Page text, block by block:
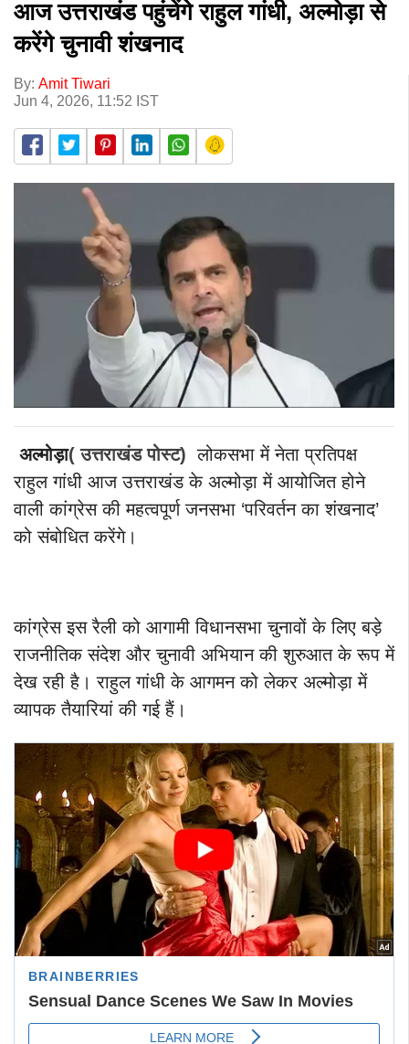
आज उत्तराखंड पहुंचेंगे राहुल गांधी, अल्मोड़ा से
करेंगे चुनावी शंखनाद
By: Amit Tiwari
Jun 4, 2026, 11:52 IST
अल्मोड़ा( उत्तराखंड पोस्ट) लोकसभा में नेता प्रतिपक्ष
राहुल गांधी आज उत्तराखंड के अल्मोड़ा में आयोजित होने
वाली कांग्रेस की महत्वपूर्ण जनसभा ‘परिवर्तन का शंखनाद’
को संबोधित करेंगे।
कांग्रेस इस रैली को आगामी विधानसभा चुनावों के लिए बड़े
राजनीतिक संदेश और चुनावी अभियान की शुरुआत के रूप में
देख रही है।राहुल गांधी के आगमन को लेकर अल्मोड़ा में
व्यापक तैयारियां की गई हैं।